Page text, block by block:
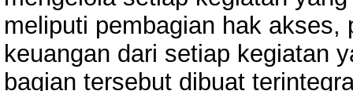
meliputi pembagian hak
keuangan dari setiap kegiatan
bagian tersebut dibuat